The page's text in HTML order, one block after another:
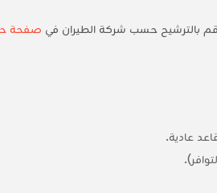
صفحة